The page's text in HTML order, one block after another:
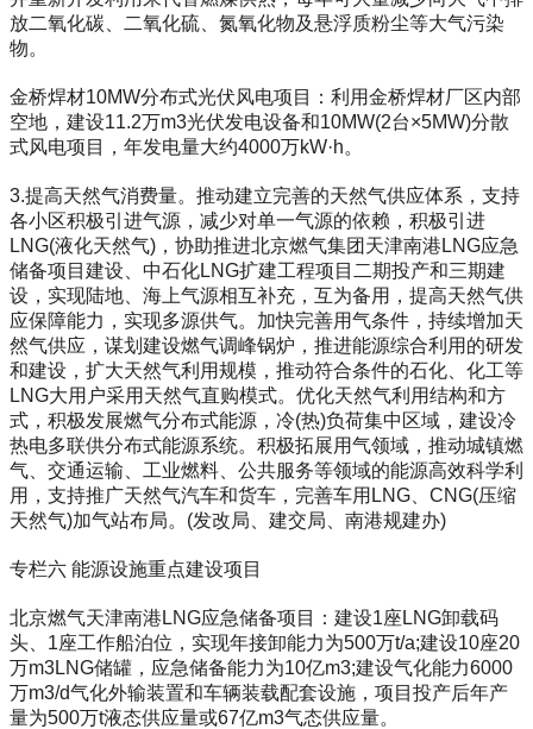
放二氧化碳、二氧化硫、氮氧化物及悬浮质粉尘等大气污染
物。
金桥焊材10MW分布式光伏风电项目：利用金桥焊材厂区内部
空地，建设11.2万m3光伏发电设备和10MW(2台×5MW)分散
式风电项目，年发电量大约4000万kW·h。
3.提高天然气消费量。推动建立完善的天然气供应体系，支持
各小区积极引进气源，减少对单一气源的依赖，积极引进
LNG(液化天然气)，协助推进北京燃气集团天津南港LNG应急
储备项目建设、中石化LNG扩建工程项目二期投产和三期建
设，实现陆地、海上气源相互补充，互为备用，提高天然气供
应保障能力，实现多源供气。加快完善用气条件，持续增加天
然气供应，谋划建设燃气调峰锅炉，推进能源综合利用的研发
和建设，扩大天然气利用规模，推动符合条件的石化、化工等
LNG大用户采用天然气直购模式。优化天然气利用结构和方
式，积极发展燃气分布式能源，冷(热)负荷集中区域，建设冷
热电多联供分布式能源系统。积极拓展用气领域，推动城镇燃
气、交通运输、工业燃料、公共服务等领域的能源高效科学利
用，支持推广天然气汽车和货车，完善车用LNG、CNG(压缩
天然气)加气站布局。(发改局、建交局、南港规建办)
专栏六 能源设施重点建设项目
北京燃气天津南港LNG应急储备项目：建设1座LNG卸载码
头、1座工作船泊位，实现年接卸能力为500万t/a;建设10座20
万m3LNG储罐，应急储备能力为10亿m3;建设气化能力6000
万m3/d气化外输装置和车辆装载配套设施，项目投产后年产
量为500万t液态供应量或67亿m3气态供应量。